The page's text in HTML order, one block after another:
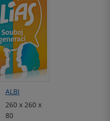
ALBI
260 x 260 x
80